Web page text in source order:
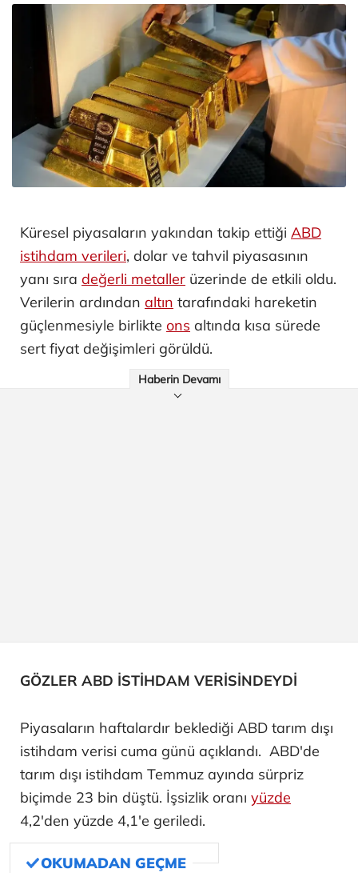
Küresel piyasaların yakından takip ettiği ABD
istihdam verileri, dolar ve tahvil piyasasının
yanı sıra değerli metaller üzerinde de etkili oldu.
Verilerin ardından altın tarafındaki hareketin
güçlenmesiyle birlikte ons altında kısa sürede
sert fiyat değişimleri görüldü.
Haberin Devamı
GÖZLER ABD İSTİHDAM VERİSİNDEYDİ
Piyasaların haftalardır beklediği ABD tarım dışı
istihdam verisi cuma günü açıklandı. ABD'de
tarım dışı istihdam Temmuz ayında sürpriz
biçimde 23 bin düştü. İşsizlik oranı yüzde
4,2'den yüzde 4,1'e geriledi.